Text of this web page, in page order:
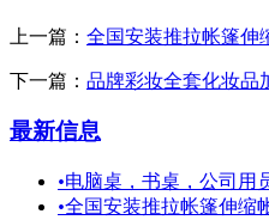
上一篇： 全国安装推拉帐篷伸
下一篇： 品牌彩妆全套化妆品
最新信息
•电脑桌，书桌，公司用
•全国安装推拉帐篷伸缩